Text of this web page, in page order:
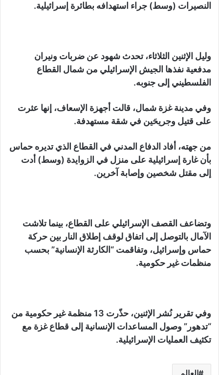
النصيرات (وسط) جراء استهدافه بطائرة إسرائيلية.
وليل الإثنين الثلاثاء، تحدث شهود عن ضربات ونيران
مدفعية نفذها الجيش الإسرائيلي من شمال القطاع
الفلسطيني إلى جنوبه.
وفي مدينة غزة شمال، قالت أجهزة الإسعاف، إنها عثرت
على قتيل وجريحَين في شقة مستهدفة.
من جهته، أفاد الدفاع المدني في القطاع الذي تديره حماس
بأن غارة إسرائيلية على منزل في الزوايدة (وسط) أدت
إلى مقتل شخصين وإصابة آخرين.
وتضاعف القصف الإسرائيلي على القطاع، بينما تلاشت
الآمال بالتوصل إلى اتفاق لوقف إطلاق النار بين حركة
حماس وإسرائيل، وتفاقمت “الكارثة الإنسانية” بحسب
منظمات غير حكومية.
وفي تقرير نُشر الإثنين، حذّرت 13 منظمة غير حكومية من
“تدهور” وصول المساعدات الإنسانية إلى قطاع غزة مع
تكثيف العمليات الإسرائيلية.